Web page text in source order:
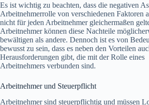
Es ist wichtig zu beachten, dass die negativen
Arbeitnehmerrolle von verschiedenen Faktoren
nicht für jeden Arbeitnehmer gleichermaßen
Arbeitnehmer können diese Nachteile
bewältigen als andere. Dennoch ist es von
bewusst zu sein, dass es neben den Vorteilen
Herausforderungen gibt, die mit der Rolle eines
Arbeitnehmers verbunden sind.
Arbeitnehmer und Steuerpflicht
Arbeitnehmer sind steuerpflichtig und müssen